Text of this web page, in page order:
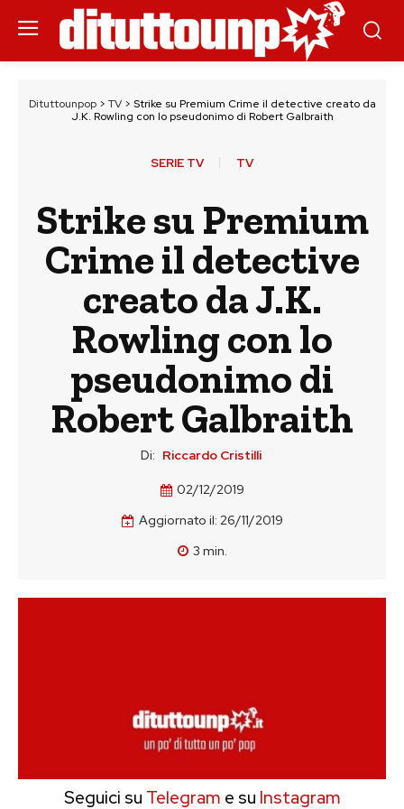
Dituttounpop> TV> Strike su Premium Crime il detective creato da
J.K. Rowling con lo pseudonimo di Robert Galbraith
SERIE TV TV
Strike su Premium
Crime il detective
creato da J.K.
Rowling con lo
pseudonimo di
Robert Galbraith
Di: Riccardo Cristilli
02/12/2019
Aggiornato il: 26/11/2019
3 min.
Seguici su Telegram e su Instagram